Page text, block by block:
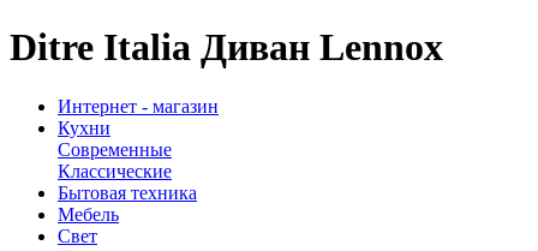
Ditre Italia Диван Lennox
Интернет - магазин
Кухни
Современные
Классические
Бытовая техника
Мебель
Свет